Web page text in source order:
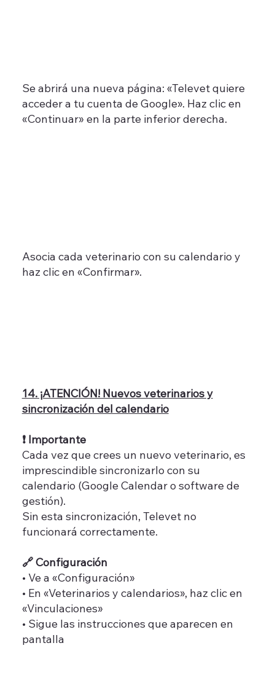
Se abrirá una nueva página: «Televet quiere
acceder a tu cuenta de Google». Haz clic en
«Continuar» en la parte inferior derecha.
Asocia cada veterinario con su calendario y
haz clic en «Confirmar».
14. ¡ATENCIÓN! Nuevos veterinarios y
sincronización del calendario
❗ Importante
Cada vez que crees un nuevo veterinario, es
imprescindible sincronizarlo con su
calendario (Google Calendar o software de
gestión).
Sin esta sincronización, Televet no
funcionará correctamente.
🔗 Configuración
• Ve a «Configuración»
• En «Veterinarios y calendarios», haz clic en
«Vinculaciones»
• Sigue las instrucciones que aparecen en
pantalla